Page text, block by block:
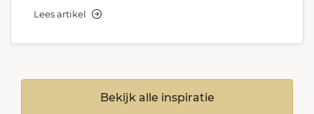
Lees artikel
Bekijk alle inspiratie